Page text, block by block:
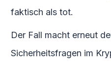
faktisch als tot.
Der Fall macht erneut
Sicherheitsfragen im